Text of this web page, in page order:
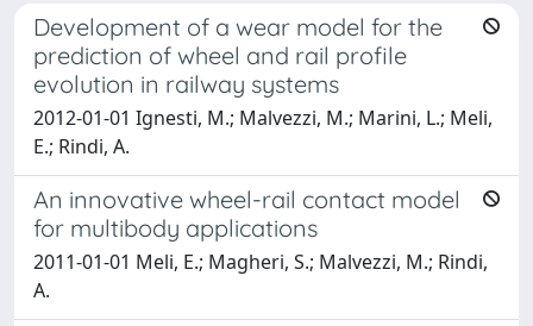
Development of a wear model for the
prediction of wheel and rail profile
evolution in railway systems
2012-01-01 Ignesti, M.; Malvezzi, M.; Marini, L.; Meli,
E.; Rindi, A.
An innovative wheel-rail contact model
for multibody applications
2011-01-01 Meli, E.; Magheri, S.; Malvezzi, M.; Rindi,
A.